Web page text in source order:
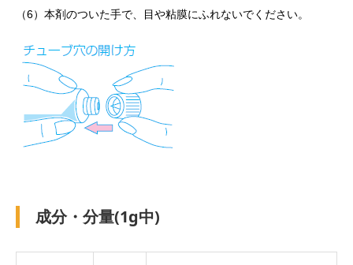
（6）本剤のついた手で、目や粘膜にふれないでください。
成分・分量(1g中)